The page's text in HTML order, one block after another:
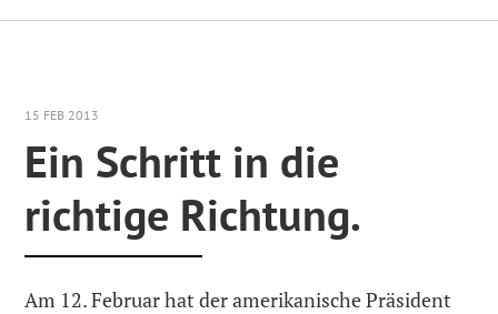
15 FEB 2013
Ein Schritt in die
richtige Richtung.
Am 12. Februar hat der amerikanische Präsident